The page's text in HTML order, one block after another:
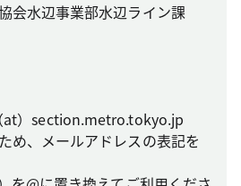
会水辺事業部水辺ライン課
at）section.metro.tokyo.jp
め、メールアドレスの表記を